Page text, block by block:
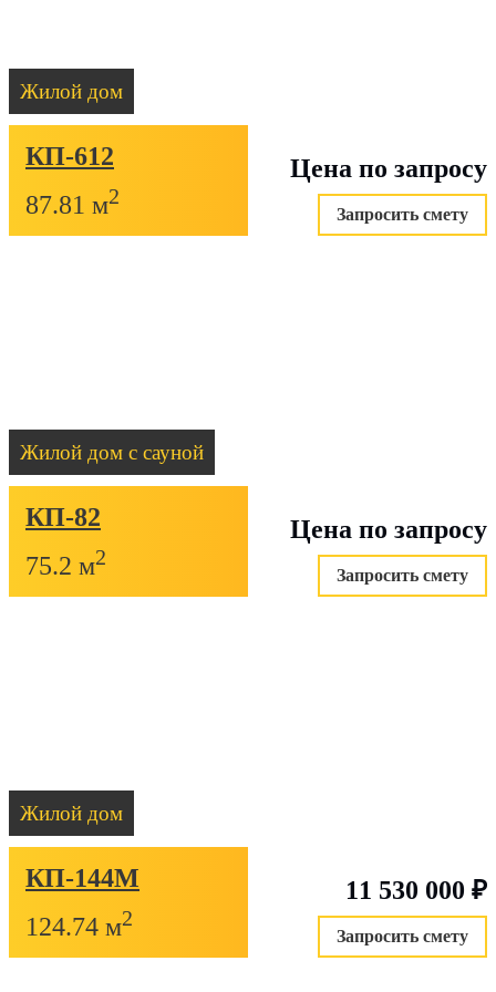
Жилой дом
КП-612
87.81 м2
Цена по запросу
Запросить смету
Жилой дом с сауной
КП-82
75.2 м2
Цена по запросу
Запросить смету
Жилой дом
КП-144М
124.74 м2
11 530 000 ₽
Запросить смету